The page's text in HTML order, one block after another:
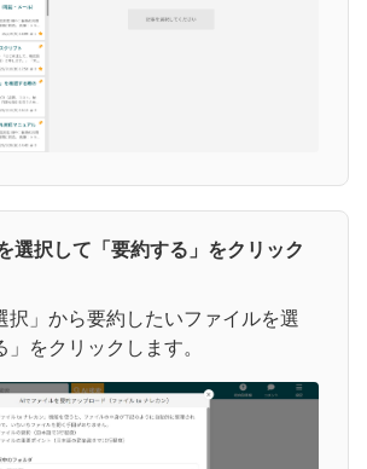
選択して「要約する」をクリック
択」から要約したいファイルを選
をクリックします。